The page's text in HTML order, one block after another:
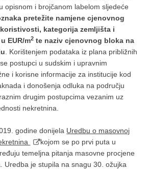
opisnom i brojčanom labelom sljedeće
pretežite namjene cjenovnog
kategorija zemljišta i
EUR/m2 te naziv cjenovnog bloka na
. Korištenjem podataka iz plana približnih
postupci u sudskim i upravnim
i korisne informacije za institucije kod
i donošenja odluka na području
drugim postupcima vezanim uz
nekretnina.
godine donijela Uredbu o masovnoj
kojom se po prvi puta u
temeljna pitanja masovne procjene
Uredba je stupila na snagu 30. ožujka